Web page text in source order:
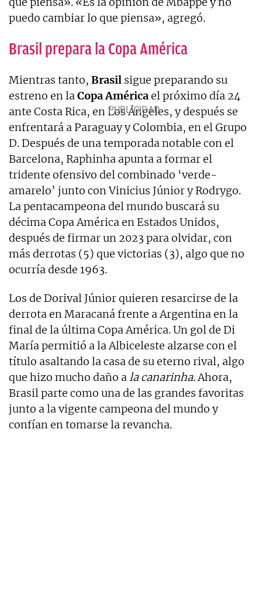
puedo cambiar lo que piensa», agregó.
Brasil prepara la Copa América
Mientras tanto, Brasil sigue preparando su
estreno en laCopa Américael próximo día 24
ante Costa Rica, en Los Ángeles, y después se
enfrentará a Paraguay y Colombia, en el Grupo
D. Después de una temporada notable con el
Barcelona, Raphinha apunta a formar el
tridente ofensivo del combinado ‘verde-
amarelo’ junto con Vinicius Júnior y Rodrygo.
La pentacampeona del mundo buscará su
décima Copa América en Estados Unidos,
después de firmar un 2023 para olvidar, con
más derrotas (5) que victorias (3), algo que no
ocurría desde 1963.
Los de Dorival Júnior quieren resarcirse de la
derrota en Maracaná frente a Argentina en la
final de la última Copa América. Un gol de Di
María permitió a la Albiceleste alzarse con el
título asaltando la casa de su eterno rival, algo
que hizo mucho daño ala canarinha. Ahora,
Brasil parte como una de las grandes favoritas
junto a la vigente campeona del mundo y
confían en tomarse la revancha.